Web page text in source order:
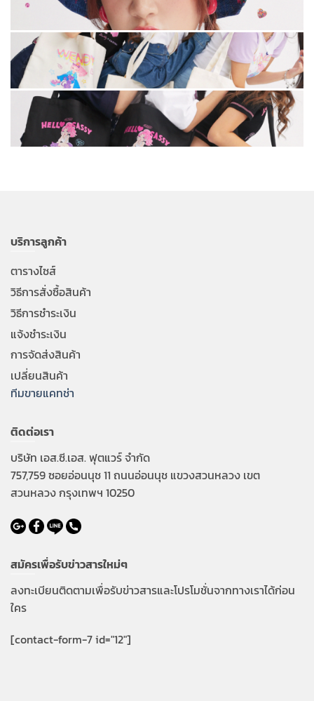
บริการลูกค้า
ตารางไซส์
วิธีการสั่งซื้อสินค้า
วิธีการชำระเงิน
แจ้งชำระเงิน
การจัดส่งสินค้า
เปลี่ยนสินค้า
ทีมขายแคทช่า
ติดต่อเรา
บริษัท เอส.ซี.เอส. ฟุตแวร์ จำกัด
757,759 ซอยอ่อนนุช 11 ถนนอ่อนนุช แขวงสวนหลวง เขต
สวนหลวง กรุงเทพฯ 10250
สมัครเพื่อรับข่าวสารใหม่ๆ
ลงทะเบียนติดตามเพื่อรับข่าวสารและโปรโมชั่นจากทางเราได้ก่อน
ใคร
[contact-form-7 id="12"]